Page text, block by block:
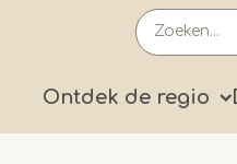
Primary
Ontdek de regio